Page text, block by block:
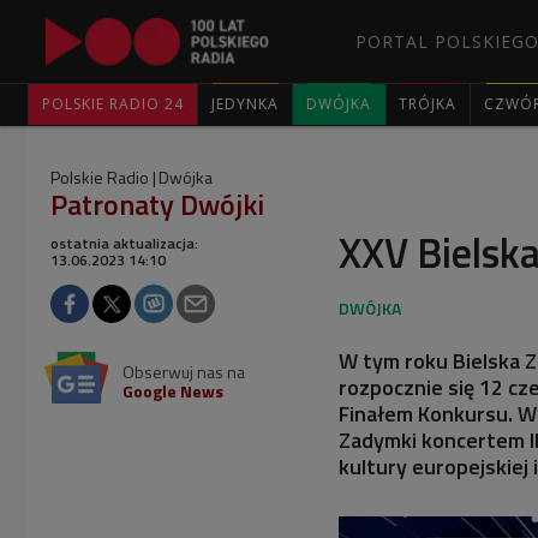
PORTAL
POLSKIE RADIO 24 JEDYNKA DWÓJKA TRÓJKA
Polskie Radio Dwójka
Patronaty Dwójki
XXV
ostatnia aktualizacja:
13.06.2023 14:10
Obserwuj nas na
Google News
W tym roku Bielska
rozpocznie się 12
Finałem Konkursu.
Zadymki koncertem
kultury europejskiej